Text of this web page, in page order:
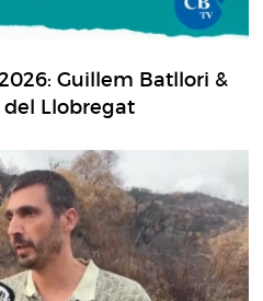
Guillem Batllori &
del Llobregat